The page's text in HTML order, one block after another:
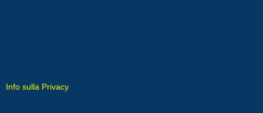
Info sulla Privacy